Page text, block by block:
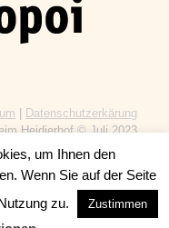
| Datenschutzerkärung
Heidjerhof © Juli 2023
um Ihnen den
Wenn Sie auf der Seite
zu.
Zustimmen